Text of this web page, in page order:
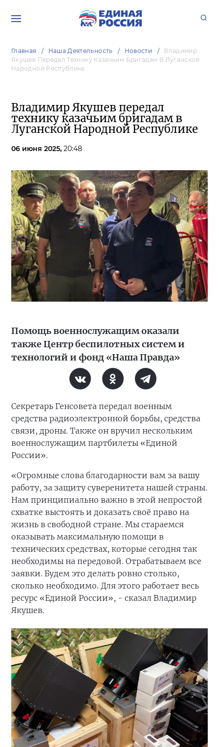
Главная Наша Деятельность Новости
Владимир
Якушев Передал Технику Казачьим Бригадам В Луганской
Народной Республике
Владимир Якушев передал
технику казачьим бригадам в
Луганской Народной Республике
06 июня 2025, 20:48
Помощь военнослужащим оказали
также Центр беспилотных систем и
технологий и фонд «Наша Правда»
Секретарь Генсовета передал военным
средства радиоэлектронной борьбы, средства
связи, дроны. Также он вручил нескольким
военнослужащим партбилеты «Единой
России».
«Огромные слова благодарности вам за вашу
работу, за защиту суверенитета нашей страны.
Нам принципиально важно в этой непростой
схватке выстоять и доказать своё право на
жизнь в свободной стране. Мы стараемся
оказывать максимальную помощи в
технических средствах, которые сегодня так
необходимы на передовой. Отрабатываем все
заявки. Будем это делать ровно столько,
сколько необходимо. Для этого работает весь
ресурс «Единой России», - сказал Владимир
Якушев.